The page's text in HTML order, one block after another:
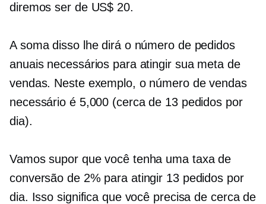
diremos ser de US$ 20.
A soma disso lhe dirá o número de pedidos
anuais necessários para atingir sua meta de
vendas. Neste exemplo, o número de vendas
necessário é 5,000 (cerca de 13 pedidos por
dia).
Vamos supor que você tenha uma taxa de
conversão de 2% para atingir 13 pedidos por
dia. Isso significa que você precisa de cerca de